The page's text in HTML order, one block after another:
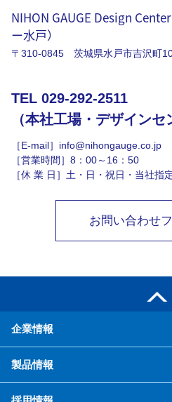
NIHON GAUGE Design
ー水戸）
〒310-0845 茨城県水戸市吉沢町
TEL 029-292-2511
（本社工場・デザインセ
［E-mail］info@nihongauge.co.jp
［営業時間］8：00～16：50
［休 業 日］土・日・祝日・当社指
お問い合わせ
企業情報
製品情報